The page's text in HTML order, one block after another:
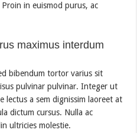
in euismod purus, ac
maximus interdum
bibendum tortor varius sit
pulvinar pulvinar. Integer ut
lectus a sem dignissim laoreet at
dictum cursus. Nulla ac
ultricies molestie.